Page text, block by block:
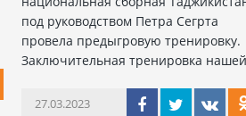
под руководством Петра Сегрта
провела предыгровую тренировку.
Заключительная тренировка нашей
27.03.2023